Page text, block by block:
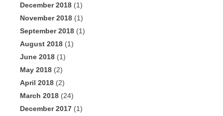
December 2018 (1)
November 2018 (1)
September 2018 (1)
August 2018 (1)
June 2018 (1)
May 2018 (2)
April 2018 (2)
March 2018 (24)
December 2017 (1)